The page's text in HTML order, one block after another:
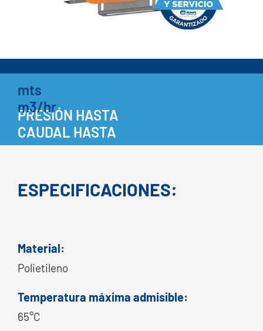
PRESIÓN HASTA
mts
CAUDAL HASTA
m3/hr
ESPECIFICACIONES:
Material:
Polietileno
Temperatura máxima admisible:
65°C